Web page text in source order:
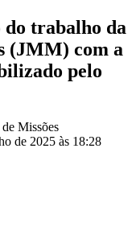
do trabalho da
(JMM) com a
pelo
Missões
de 2025 às 18:28